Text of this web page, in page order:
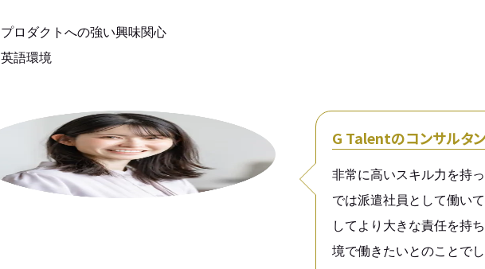
プロダクトへの強い興味関心
英語環境
G Talentのコンサルタ
非常に高いスキル力を持
では派遣社員として働い
してより大きな責任を持
境で働きたいとのことで